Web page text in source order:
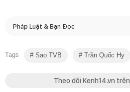
Pháp Luật & Bạn Đọc
Tags Sao TVB Trần Quốc Hy
Theo dõi Kenh14.vn trên